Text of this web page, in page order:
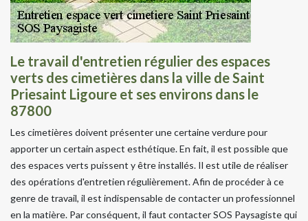
Le travail d'entretien régulier des espaces
verts des cimetières dans la ville de Saint
Priesaint Ligoure et ses environs dans le
87800
Les cimetières doivent présenter une certaine verdure pour
apporter un certain aspect esthétique. En fait, il est possible que
des espaces verts puissent y être installés. Il est utile de réaliser
des opérations d'entretien régulièrement. Afin de procéder à ce
genre de travail, il est indispensable de contacter un professionnel
en la matière. Par conséquent, il faut contacter SOS Paysagiste qui